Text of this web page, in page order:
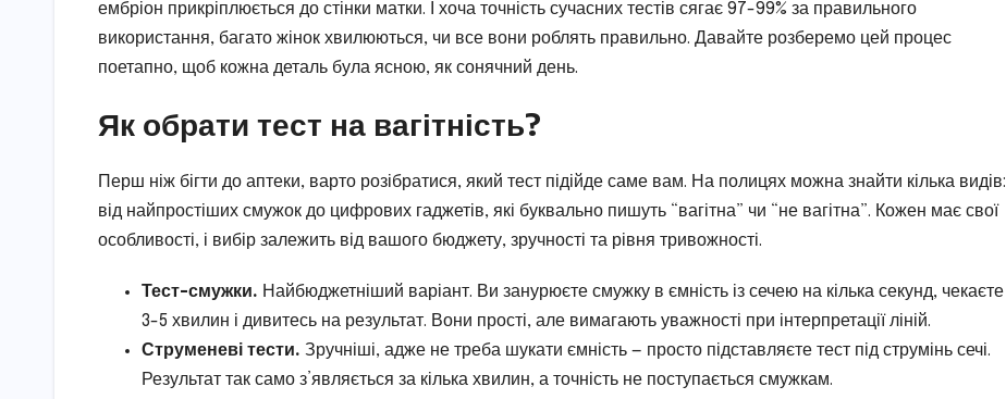
ембріон прикріплюється до стінки матки. І хоча точність сучасних тестів сягає 97-99% за правильного
використання, багато жінок хвилюються, чи все вони роблять правильно. Давайте розберемо цей процес
поетапно, щоб кожна деталь була ясною, як сонячний день.
Як обрати тест на вагітність?
Перш ніж бігти до аптеки, варто розібратися, який тест підійде саме вам. На полицях можна знайти кілька видів:
від найпростіших смужок до цифрових гаджетів, які буквально пишуть “вагітна” чи “не вагітна”. Кожен має свої
особливості, і вибір залежить від вашого бюджету, зручності та рівня тривожності.
Тест-смужки. Найбюджетніший варіант. Ви занурюєте смужку в ємність із сечею на кілька секунд, чекаєте
3-5 хвилин і дивитесь на результат. Вони прості, але вимагають уважності при інтерпретації ліній.
Струменеві тести. Зручніші, адже не треба шукати ємність — просто підставляєте тест під струмінь сечі.
Результат так само з’являється за кілька хвилин, а точність не поступається смужкам.